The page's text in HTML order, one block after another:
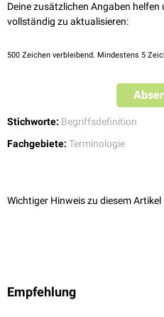
Deine zusätzlichen Angaben helfen
vollständig zu aktualisieren:
500 Zeichen verbleibend. Mindestens 5
Stichworte: Begriffsdefinition
Fachgebiete: Terminologie
Wichtiger Hinweis zu diesem Artikel
Empfehlung